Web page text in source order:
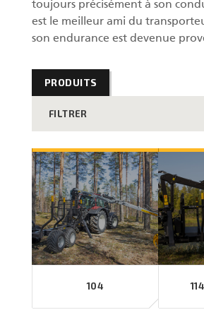
toujours précisément à son
est le meilleur ami du
son endurance est devenue
PRODUITS
FILTRER
104